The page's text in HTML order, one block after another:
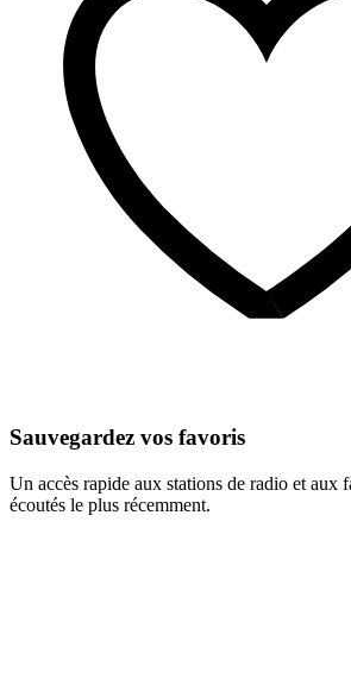
Sauvegardez vos favoris
Un accès rapide aux stations de radio et aux
écoutés le plus récemment.